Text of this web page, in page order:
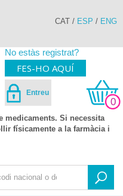
CAT / ESP / ENG
No estàs registrat?
FES-HO AQUÍ
Entreu
0
medicaments. Si necessita
físicamente a la farmàcia i